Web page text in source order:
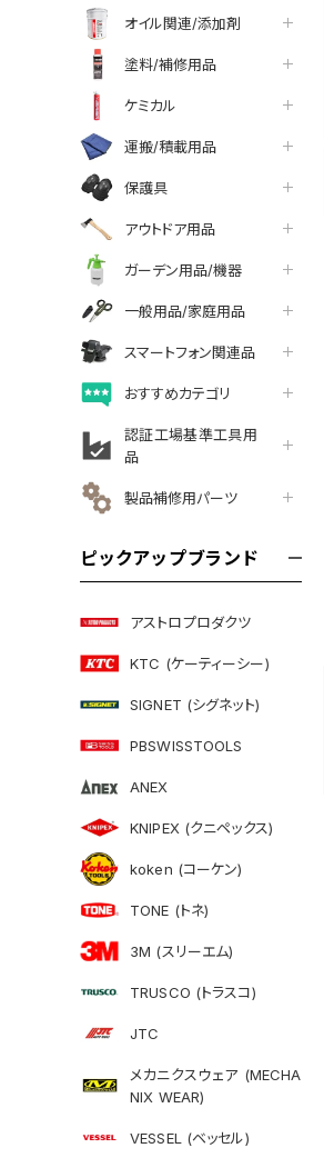
オイル関連/添加剤
塗料/補修用品
ケミカル
運搬/積載用品
保護具
アウトドア用品
ガーデン用品/機器
一般用品/家庭用品
スマートフォン関連品
おすすめカテゴリ
認証工場基準工具用
品
製品補修用パーツ
ピックアップブランド
アストロプロダクツ
KTC (ケーティーシー)
SIGNET (シグネット)
PBSWISSTOOLS
ANEX
KNIPEX (クニペックス)
koken (コーケン)
TONE (トネ)
3M (スリーエム)
TRUSCO (トラスコ)
JTC
メカニクスウェア (MECHA
NIX WEAR)
VESSEL (ベッセル)